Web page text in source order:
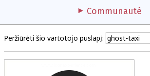
Communauté
Peržiūrėti šio vartotojo puslapį: